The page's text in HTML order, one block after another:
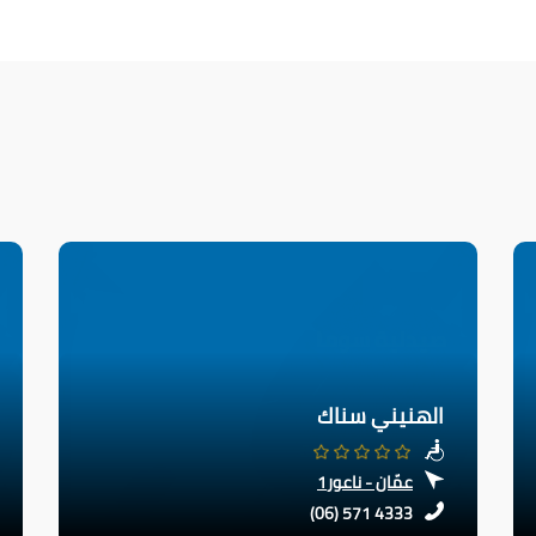
الهنيني سناك
عمّان - ناعور1
(06) 571 4333